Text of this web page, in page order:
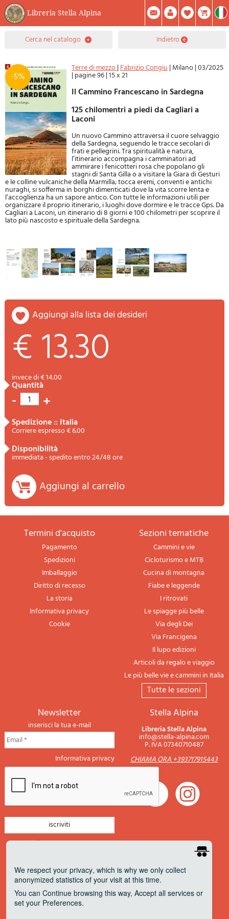
Libreria Stella Alpina
0 Prodotto(i) Attualmente Nel Carrello Riepilogo
Facebook
Registrati Mod. Password
cerca nel catalogo indietro
-5%
Terre di mezzo|Fabrizio Congiu| Milano|03/2025
| pagine 96|15 x 21
Il Cammino Francescano in Sardegna
125 chilomentri a piedi da Cagliari a
Laconi
Un nuovo Cammino attraversa il cuore selvaggio
della Sardegna, seguendo le tracce secolari di
frati e pellegrini. Tra spiritualità e natura,
l’itinerario accompagna i camminatori ad
ammirare i fenicotteri rosa che popolano gli
stagni di Santa Gilla o a visitare la Giara di Gesturi
e le colline vulcaniche della Marmilla; tocca eremi, conventi e antichi
nuraghi, si sofferma in borghi dimenticati dove la vita scorre lenta e
l’accoglienza ha un sapore antico. Con tutte le informazioni utili per
organizzare il proprio itinerario, i luoghi dove dormire e le tracce Gps. Da
Cagliari a Laconi, un itinerario di 8 giorni e 100 chilometri per scoprire il
lato più nascosto e spirituale della Sardegna.
aggiungi alla lista dei desideri
€ 13.30
invece di € 14.00
quantità
- 1 +
spedizione :: Italia
Corriere espresso € 6.00
disponibilità
immediata - spedito entro 24/48 ore
Aggiungi al carrello
termini d'acquisto
Pagamento
Spedizioni
Imballaggio
Diritto di recesso
La storia
Informativa privacy
Cookie
sezioni tematiche
Cammini e vie
Cicloturismo e MTB
Cucina di montagna
Fiabe e leggende
I ritrovati
Le spiagge più belle
Via degli Dei
Via Francigena
Il lupo edizioni
Articoli da regalo e viaggio
Le più belle vie e cammini in Italia
tutte le sezioni
newsletter
inserisci la tua e-mail
Informativa privacy
newsletter viaggi
newsletter militaria
Stella Alpina
Libreria Stella Alpina
info@stella-alpina.com
P. IVA 07340710487
CHIAMA ORA +393717915443
We respect your privacy, which is why we only collect
anonymized statistics of your visit at this time.
You can Continue browsing this way, Accept all services or
set your Preferences.